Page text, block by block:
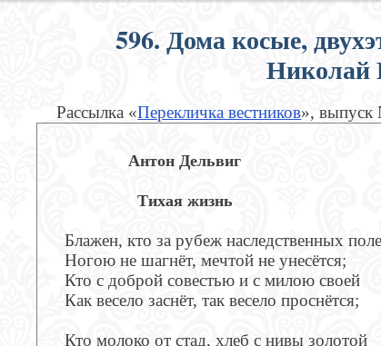
596. Дома косые,
Николай
Рассылка «Перекличка вестников»,
Антон Дельвиг
Тихая жизнь
Блажен, кто за рубеж наследственных
Ногою не шагнёт, мечтой не унесётся;
Кто с доброй совестью и с милою своей
Как весело заснёт, так весело проснётся;
Кто молоко от стад, хлеб с нивы золотой